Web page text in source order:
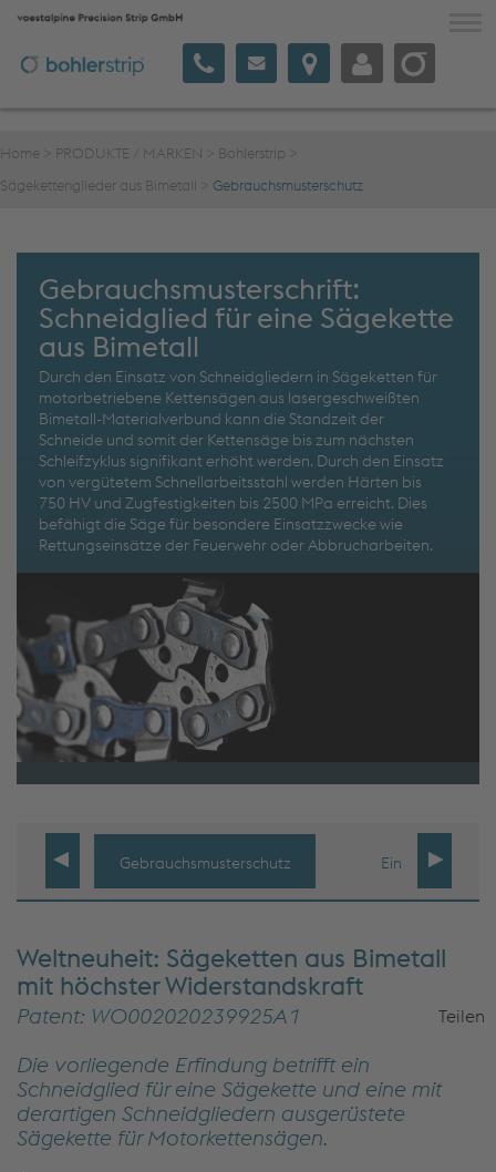
Deutsch
Home PRODUKTE / MARKEN Bohlerstrip
Sägekettenglieder aus Bimetall
Gebrauchsmusterschutz
Gebrauchsmusterschrift:
Schneidglied für eine Sägekette
aus Bimetall
Durch den Einsatz von Schneidgliedern in Sägeketten für
motorbetriebene Kettensägen aus lasergeschweißten
Bimetall-Materialverbund kann die Standzeit der
Schneide und somit der Kettensäge bis zum nächsten
Schleifzyklus signifikant erhöht werden. Durch den Einsatz
von vergütetem Schnellarbeitsstahl werden Härten bis
750 HV und Zugfestigkeiten bis 2500 MPa erreicht. Dies
befähigt die Säge für besondere Einsatzzwecke wie
Rettungseinsätze der Feuerwehr oder Abbrucharbeiten.
Gebrauchsmusterschutz Einsatzzweck
Weltneuheit: Sägeketten aus Bimetall
mit höchster Widerstandskraft
Teilen
Patent: WO002020239925A1
Die vorliegende Erfindung betrifft ein
Schneidglied für eine Sägekette und eine mit
derartigen Schneidgliedern ausgerüstete
Sägekette für Motorkettensägen.